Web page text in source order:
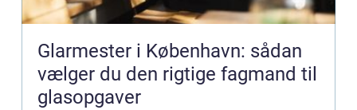
Glarmester i København: sådan
vælger du den rigtige fagmand til
glasopgaver